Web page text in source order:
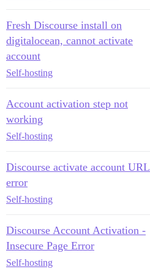
Fresh Discourse install on
digitalocean, cannot activate
account
Self-hosting
Account activation step not
working
Self-hosting
Discourse activate account URL
error
Self-hosting
Discourse Account Activation -
Insecure Page Error
Self-hosting